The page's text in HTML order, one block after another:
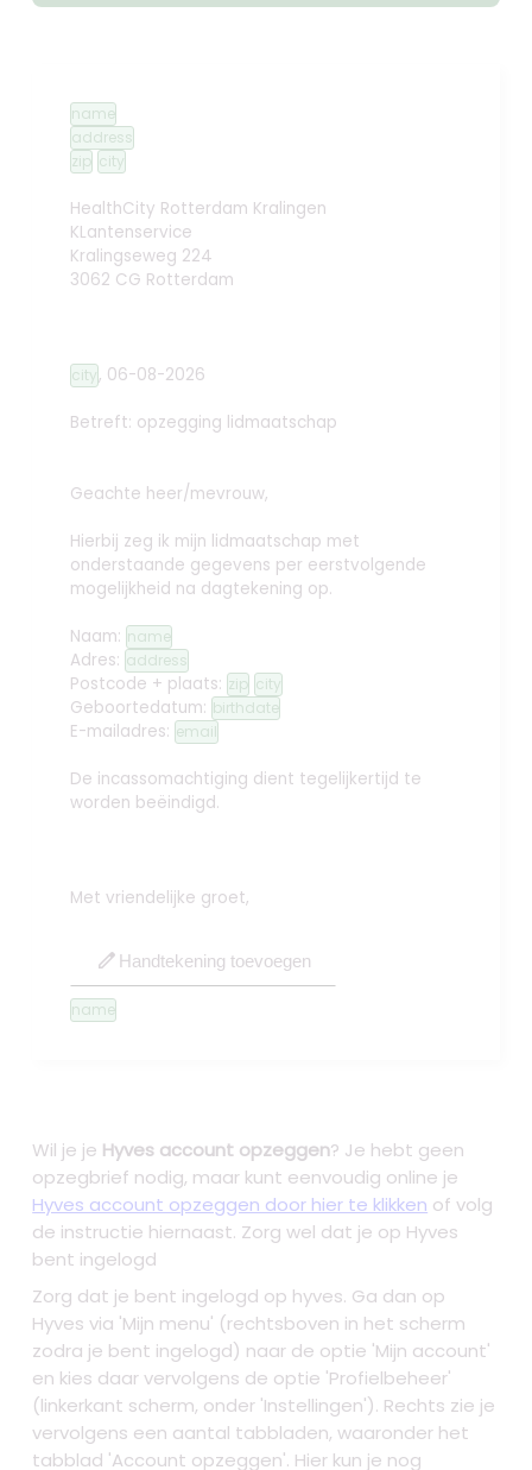
name
address
zip city
HealthCity Rotterdam Kralingen
KLantenservice
Kralingseweg 224
3062 CG Rotterdam
city, 06-08-2026
Betreft: opzegging lidmaatschap
Geachte heer/mevrouw,
Hierbij zeg ik mijn lidmaatschap met
onderstaande gegevens per eerstvolgende
mogelijkheid na dagtekening op.
Naam: name
Adres: address
Postcode + plaats: zip city
Geboortedatum: birthdate
E-mailadres: email
De incassomachtiging dient tegelijkertijd te
worden beëindigd.
Met vriendelijke groet,
edit Handtekening toevoegen
name
Wil je je Hyves account opzeggen? Je hebt geen
opzegbrief nodig, maar kunt eenvoudig online je
Hyves account opzeggen door hier te klikken of volg
de instructie hiernaast. Zorg wel dat je op Hyves
bent ingelogd
Zorg dat je bent ingelogd op hyves. Ga dan op
Hyves via 'Mijn menu' (rechtsboven in het scherm
zodra je bent ingelogd) naar de optie 'Mijn account'
en kies daar vervolgens de optie 'Profielbeheer'
(linkerkant scherm, onder 'Instellingen'). Rechts zie je
vervolgens een aantal tabbladen, waaronder het
tabblad 'Account opzeggen'. Hier kun je nog